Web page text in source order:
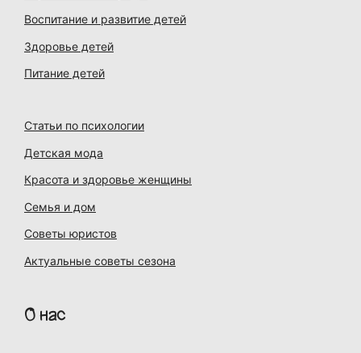
Воспитание и развитие детей
Здоровье детей
Питание детей
Статьи по психологии
Детская мода
Красота и здоровье женщины
Семья и дом
Советы юристов
Актуальные советы сезона
О нас